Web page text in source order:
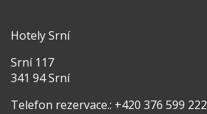
Hotely Srní
Srní 117
341 94 Srní
Telefon rezervace.: +420 376 599 222